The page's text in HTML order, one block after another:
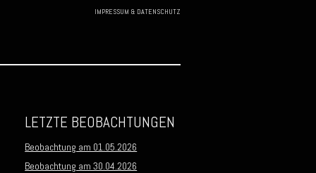
IMPRESSUM & DATENSCHUTZ
LETZTE BEOBACHTUNGEN
Beobachtung am 01.05.2026
Beobachtung am 30.04.2026